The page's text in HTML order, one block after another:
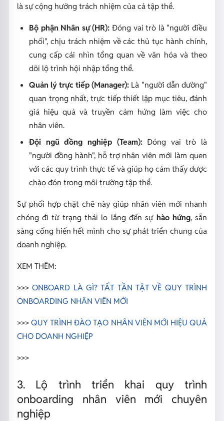
là sự cộng hưởng trách nhiệm của cả tập thể.
Bộ phận Nhân sự (HR): Đóng vai trò là "người điều
phối", chịu trách nhiệm về các thủ tục hành chính,
cung cấp cái nhìn tổng quan về văn hóa và theo
dõi lộ trình hội nhập tổng thể.
Quản lý trực tiếp (Manager): Là "người dẫn đường"
quan trọng nhất, trực tiếp thiết lập mục tiêu, đánh
giá hiệu quả và truyền cảm hứng làm việc cho
nhân viên.
Đội ngũ đồng nghiệp (Team):Đóng vai trò là
"người đồng hành", hỗ trợ nhân viên mới làm quen
với các quy trình thực tế và giúp họ cảm thấy được
chào đón trong môi trường tập thể.
Sự phối hợp chặt chẽ này giúp nhân viên mới nhanh
chóng đi từ trạng thái lo lắng đến sự hào hứng, sẵn
sàng cống hiến hết mình cho sự phát triển chung của
doanh nghiệp.
XEM THÊM:
>>>ONBOARD LÀ GÌ? TẤT TẦN TẬT VỀ QUY TRÌNH
ONBOARDING NHÂN VIÊN MỚI
>>>QUY TRÌNH ĐÀO TẠO NHÂN VIÊN MỚI HIỆU QUẢ
CHO DOANH NGHIỆP
>>>
3. Lộ trình triển khai quy trình
onboarding nhân viên mới chuyên
nghiệp